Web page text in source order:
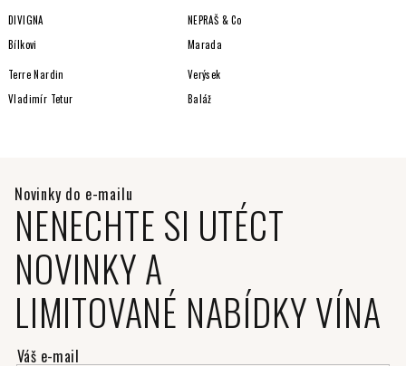
DIVIGNA
NEPRAŠ & Co
Bílkovi
Marada
Terre Nardin
Verýsek
Vladimír Tetur
Baláž
NENECHTE SI UTÉCT
NOVINKY A
LIMITOVANÉ NABÍDKY VÍNA